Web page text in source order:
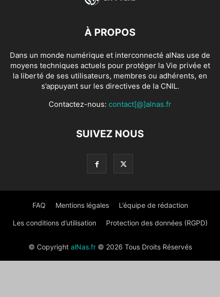
À PROPOS
Dans un monde numérique et interconnecté alNas use de
moyens techniques actuels pour protéger la Vie privée et
la liberté de ses utilisateurs, membres ou adhérents, en
s’appuyant sur les directives de la CNIL.
Contactez-nous: contact[@]alnas.fr
SUIVEZ NOUS
FAQ Mentions légales L’équipe de rédaction
Les conditions d’utilisation Protection des données (RGPD)
© Copyright alNas.fr© 2026 Tous Droits Réservés